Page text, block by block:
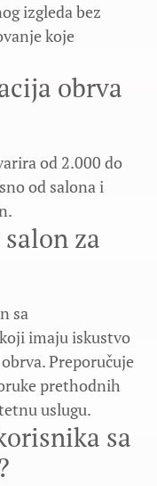
izgleda bez
koje
obrva
od 2.000 do
od salona i
za
sa
imaju iskustvo
Preporučuje
prethodnih
uslugu.
sa